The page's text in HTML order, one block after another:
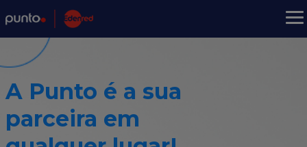
A Punto é a sua
parceira em